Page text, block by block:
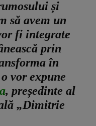
și
să avem un
fi integrate
prin
în
vor expune
, președinte al
„Dimitrie